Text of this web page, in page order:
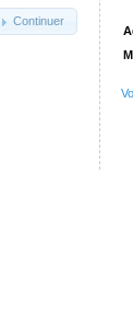
Continuer